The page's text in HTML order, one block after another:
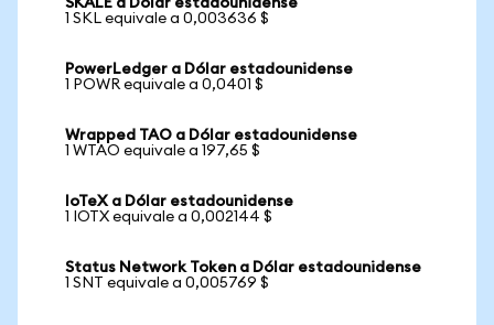
SKALE a Dólar estadounidense
1 SKL equivale a 0,003636 $
PowerLedger a Dólar estadounidense
1 POWR equivale a 0,0401 $
Wrapped TAO a Dólar estadounidense
1 WTAO equivale a 197,65 $
IoTeX a Dólar estadounidense
1 IOTX equivale a 0,002144 $
Status Network Token a Dólar estadounidense
1 SNT equivale a 0,005769 $